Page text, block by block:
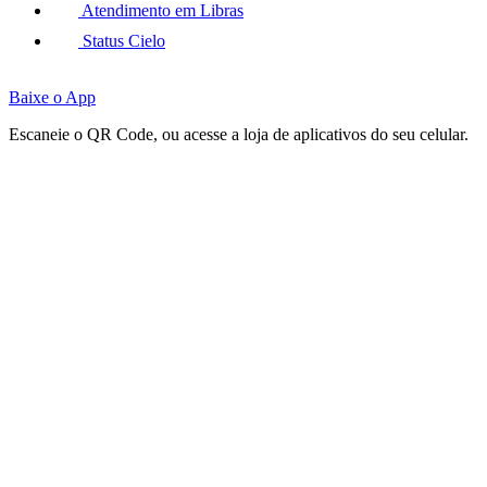
Atendimento em Libras
Status Cielo
Baixe o App
Escaneie o QR Code, ou acesse a loja de aplicativos do seu celular.